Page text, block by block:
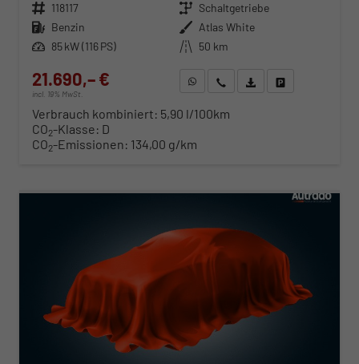
Fahrzeugnr. 118117 Getriebe Schaltgetriebe
Kraftstoff Benzin Außenfarbe Atlas White
Leistung 85 kW (116 PS) Kilometerstand 50 km
21.690,– €
incl. 19% MwSt.
WhatsApp anfragen
Wir rufen Sie anFahrzeugexposé (PDF)
Verbrauch kombiniert: 5,90 l/100km
CO2-Klasse: D
CO2-Emissionen: 134,00 g/km